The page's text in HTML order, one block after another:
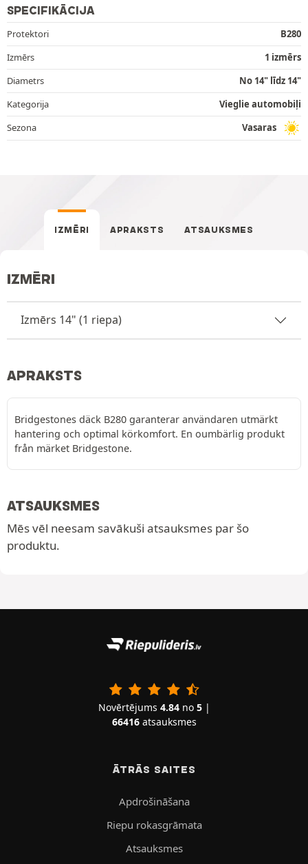
SPECIFIKĀCIJA
Protektori
B280
Izmērs
1 izmērs
Diametrs
No 14" līdz 14"
Kategorija
Vieglie automobiļi
Sezona
Vasaras
IZMĒRI APRAKSTS ATSAUKSMES
IZMĒRI
Izmērs 14" (1 riepa)
APRAKSTS
Bridgestones däck B280 garanterar användaren utmärkt
hantering och optimal körkomfort. En oumbärlig produkt
från märket Bridgestone.
ATSAUKSMES
Mēs vēl neesam savākuši atsauksmes par šo
produktu.
Novērtējums 4.84no 5|
66416atsauksmes
ĀTRĀS SAITES
Apdrošināšana
Riepu rokasgrāmata
Atsauksmes